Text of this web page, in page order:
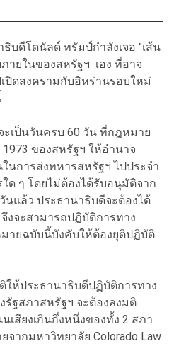
บดีโดนัลด์ ทรัมป์กำลังเจอ "เส้น
ายในของสหรัฐฯ เอง ที่อาจ
ปิดสงครามกับอิหร่านรอบใหม่
เป็นวันครบ 60 วัน ที่กฎหมาย
1973 ของสหรัฐฯ ให้อำนาจ
นการส่งทหารสหรัฐฯ ไปประจำ
ด ๆ โดยไม่ต้องได้รับอนุมัติจาก
นแล้ว ประธานาธิบดีจะต้องได้
งจะสามารถปฏิบัติการทาง
ายฉบับนี้บังคับให้ต้องยุติปฏิบัติ
ให้ประธานาธิบดีปฏิบัติการทาง
รัฐสภาสหรัฐฯ จะต้องลงมติ
สียงเกินกึ่งหนึ่งของทั้ง 2 สภา
ากมหาวิทยาลัย Colorado Law